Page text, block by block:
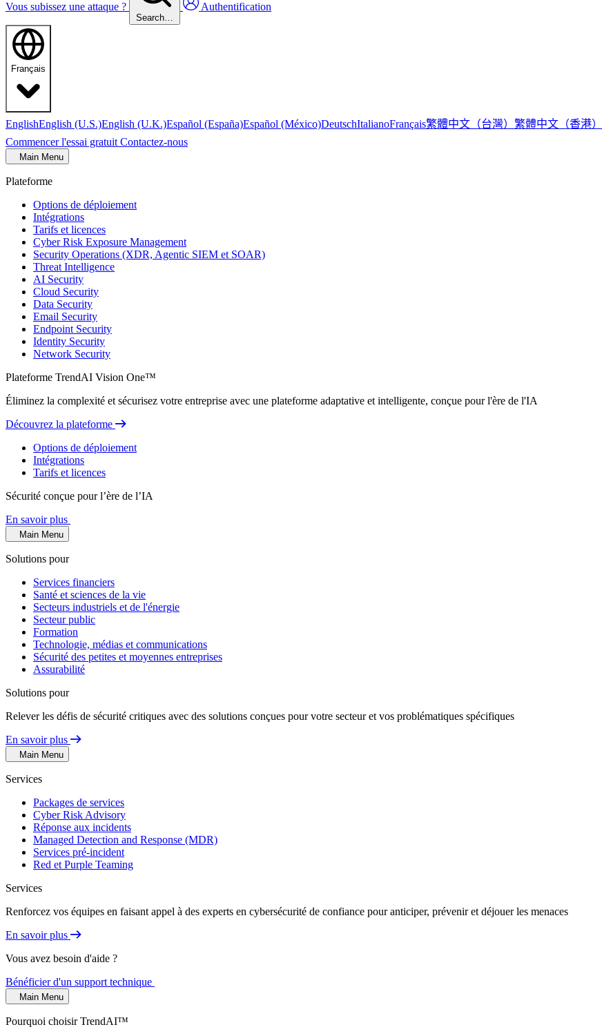
Vous subissez une attaque ?
Search…
Authentification
Français
EnglishEnglish (U.S.)English (U.K.)Español (España)Español (México)DeutschItalianoFrançais繁體中文（台灣） 繁體中文（香港）
Commencer l'essai gratuit Contactez-nous
Main Menu
Plateforme
Options de déploiement
Intégrations
Tarifs et licences
Cyber Risk Exposure Management
Security Operations (XDR, Agentic SIEM et SOAR)
Threat Intelligence
AI Security
Cloud Security
Data Security
Email Security
Endpoint Security
Identity Security
Network Security
Plateforme TrendAI Vision One™
Éliminez la complexité et sécurisez votre entreprise avec une plateforme adaptative et intelligente, conçue pour l'ère de l'IA
Découvrez la plateforme
Options de déploiement
Intégrations
Tarifs et licences
Sécurité conçue pour l’ère de l’IA
En savoir plus
Main Menu
Solutions pour
Services financiers
Santé et sciences de la vie
Secteurs industriels et de l'énergie
Secteur public
Formation
Technologie, médias et communications
Sécurité des petites et moyennes entreprises
Assurabilité
Solutions pour
Relever les défis de sécurité critiques avec des solutions conçues pour votre secteur et vos problématiques spécifiques
En savoir plus
Main Menu
Services
Packages de services
Cyber Risk Advisory
Réponse aux incidents
Managed Detection and Response (MDR)
Services pré-incident
Red et Purple Teaming
Services
Renforcez vos équipes en faisant appel à des experts en cybersécurité de confiance pour anticiper, prévenir et déjouer les menaces
En savoir plus
Vous avez besoin d'aide ?
Bénéficier d'un support technique
Main Menu
Pourquoi choisir TrendAI™